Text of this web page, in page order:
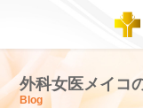
外科女医メイコ
Blog